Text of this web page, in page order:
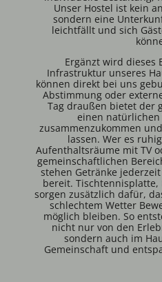
Unser Hostel ist kein
sondern eine
leichtfällt und sich
Ergänzt wird dieses
Infrastruktur unseres
können direkt bei uns
Abstimmung oder
Tag draußen bietet der
einen
zusammenzukommen
lassen. Wer es
Aufenthaltsräume mit TV
gemeinschaftlichen
stehen Getränke
bereit.
sorgen zusätzlich dafür,
schlechtem Wetter
möglich bleiben. So
nicht nur von den
sondern auch im
Gemeinschaft und